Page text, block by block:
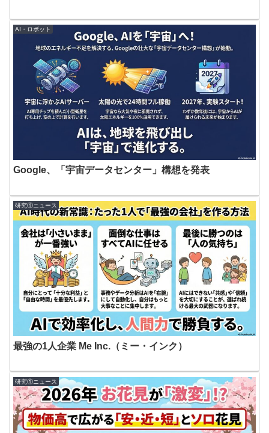
AI・ロボット
Google、「宇宙データセンター」構想を発表
研究①ニュース
最強の1人企業 Me Inc.（ミー・インク）
研究①ニュース